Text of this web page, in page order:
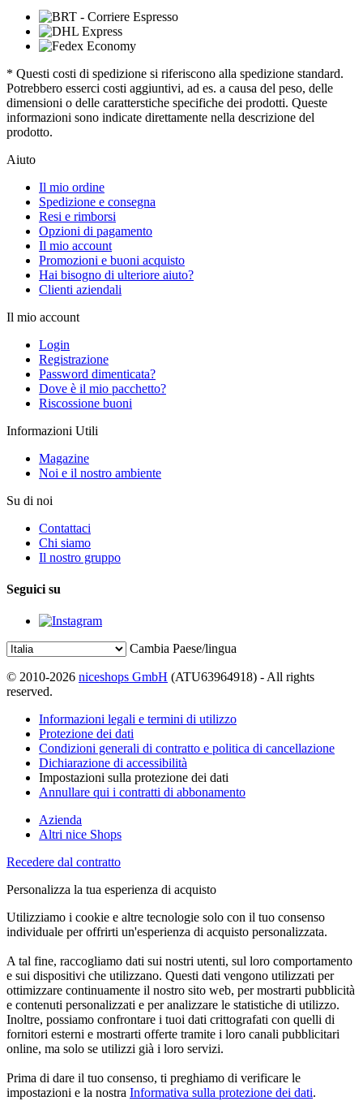
* Questi costi di spedizione si riferiscono alla spedizione standard.
Potrebbero esserci costi aggiuntivi, ad es. a causa del peso, delle
dimensioni o delle caratterstiche specifiche dei prodotti. Queste
informazioni sono indicate direttamente nella descrizione del
prodotto.
Aiuto
Il mio ordine
Spedizione e consegna
Resi e rimborsi
Opzioni di pagamento
Il mio account
Promozioni e buoni acquisto
Hai bisogno di ulteriore aiuto?
Clienti aziendali
Il mio account
Login
Registrazione
Password dimenticata?
Dove è il mio pacchetto?
Riscossione buoni
Informazioni Utili
Magazine
Noi e il nostro ambiente
Su di noi
Contattaci
Chi siamo
Il nostro gruppo
Seguici su
Cambia Paese/lingua
© 2010-2026 niceshops GmbH (ATU63964918) - All rights
reserved.
Informazioni legali e termini di utilizzo
Protezione dei dati
Condizioni generali di contratto e politica di cancellazione
Dichiarazione di accessibilità
Impostazioni sulla protezione dei dati
Annullare qui i contratti di abbonamento
Azienda
Altri nice Shops
Recedere dal contratto
Personalizza la tua esperienza di acquisto
Utilizziamo i cookie e altre tecnologie solo con il tuo consenso
individuale per offrirti un'esperienza di acquisto personalizzata.
A tal fine, raccogliamo dati sui nostri utenti, sul loro comportamento
e sui dispositivi che utilizzano. Questi dati vengono utilizzati per
ottimizzare continuamente il nostro sito web, per mostrarti pubblicità
e contenuti personalizzati e per analizzare le statistiche di utilizzo.
Inoltre, possiamo confrontare i tuoi dati crittografati con quelli di
fornitori esterni e mostrarti offerte tramite i loro canali pubblicitari
online, ma solo se utilizzi già i loro servizi.
Prima di dare il tuo consenso, ti preghiamo di verificare le
impostazioni e la nostra Informativa sulla protezione dei dati.